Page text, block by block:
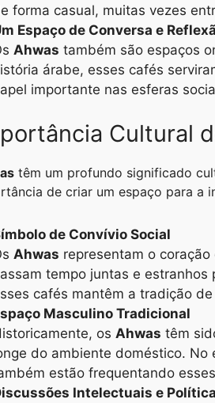
forma casual, muitas vezes
Espaço de Conversa e
Ahwas também são espaços
árabe, esses cafés
importante nas esferas
Cultural
têm um profundo significado
de criar um espaço para a
de Convívio Social
Ahwas representam o
tempo juntas e estranhos
cafés mantêm a tradição
Masculino Tradicional
os Ahwas têm
do ambiente doméstico. No
estão frequentando
Intelectuais e